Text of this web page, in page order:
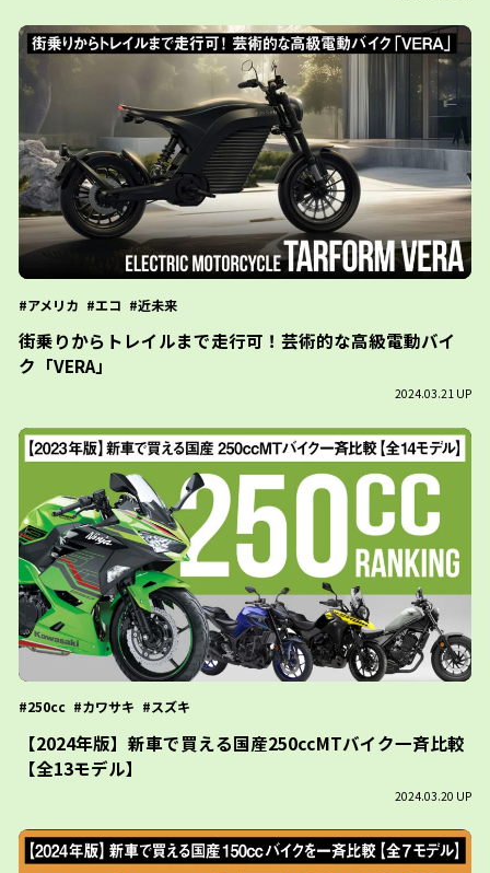
アメリカ エコ 近未来
街乗りからトレイルまで走行可！芸術的な高級電動バイ
ク「VERA」
2024.03.21 UP
250cc カワサキ スズキ
【2024年版】新車で買える国産250ccMTバイク一斉比較
【全13モデル】
2024.03.20 UP